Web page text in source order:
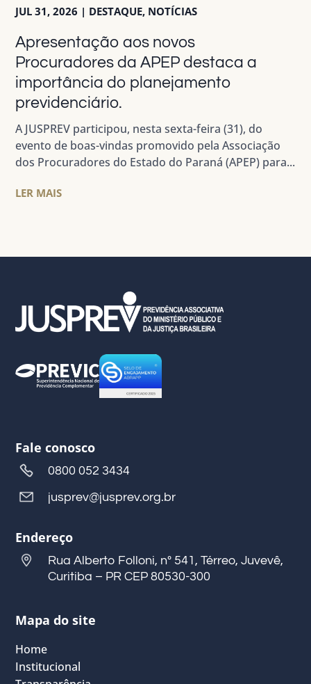
Apresentação aos novos
Procuradores da APEP destaca a
importância do planejamento
previdenciário.
JUL 31, 2026 | DESTAQUE, NOTÍCIAS
A JUSPREV participou, nesta sexta-feira (31), do
evento de boas-vindas promovido pela Associação
dos Procuradores do Estado do Paraná (APEP) para...
LER MAIS
Fale conosco
0800 052 3434
jusprev@jusprev.org.br
Endereço
Rua Alberto Folloni, nº 541, Térreo, Juvevê,
Curitiba – PR CEP 80530-300
Mapa do site
Home
Institucional